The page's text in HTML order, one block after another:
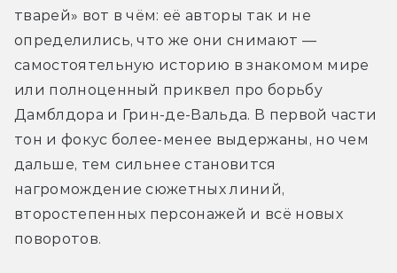
тварей» вот в чём: её авторы так и не
определились, что же они снимают —
самостоятельную историю в знакомом мире
или полноценный приквел про борьбу
Дамблдора и Грин-де-Вальда. В первой части
тон и фокус более-менее выдержаны, но чем
дальше, тем сильнее становится
нагромождение сюжетных линий,
второстепенных персонажей и всё новых
поворотов.